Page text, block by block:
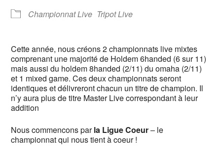
Championnat Live Tripot Live
Cette année, nous créons 2 championnats live mixtes
comprenant une majorité de Holdem 6handed (6 sur 11)
mais aussi du holdem 8handed (2/11) du omaha (2/11)
et 1 mixed game. Ces deux championnats seront
identiques et délivreront chacun un titre de champion. Il
n’y aura plus de titre Master Live correspondant à leur
addition
Nous commencons parla Ligue Coeur– le
championnat qui nous tient à coeur !